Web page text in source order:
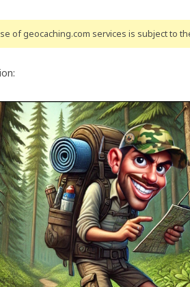
of geocaching.com services is subject to